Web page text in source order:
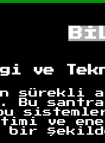
ve
Bu
ve
bir